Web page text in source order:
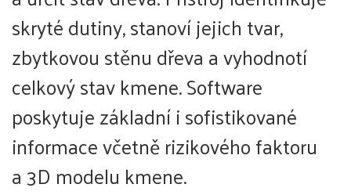
skryté dutiny, stanoví jejich tvar,
zbytkovou stěnu dřeva a vyhodnotí
celkový stav kmene. Software
poskytuje základní i sofistikované
informace včetně rizikového faktoru
a 3D modelu kmene.